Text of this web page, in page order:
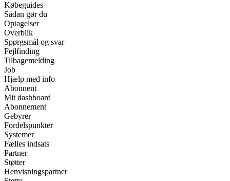
Købeguides
Sådan gør du
Optagelser
Overblik
Spørgsmål og svar
Fejlfinding
Tilbagemelding
Job
Hjælp med info
Abonnent
Mit dashboard
Abonnement
Gebyrer
Fordelspunkter
Systemer
Fælles indsats
Partner
Støtter
Henvisningspartner